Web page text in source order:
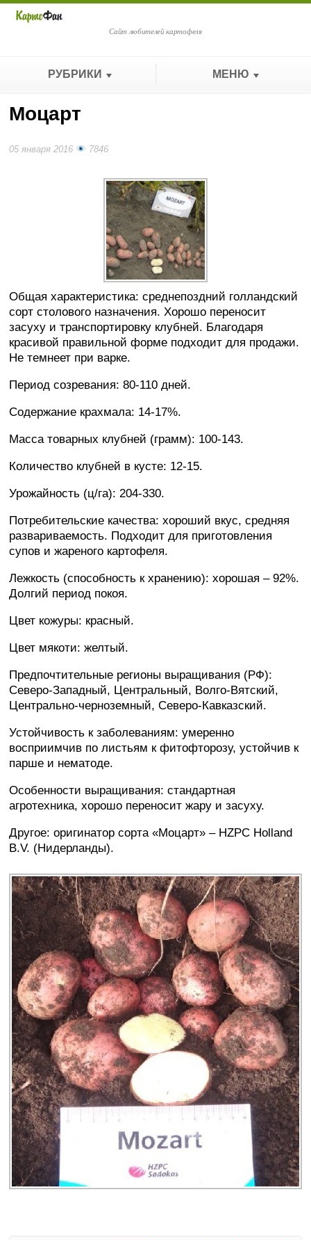
Сайт любителей картофеля
РУБРИКИ МЕНЮ
Моцарт
05 января 2016 7846
Общая характеристика: среднепоздний голландский
сорт столового назначения. Хорошо переносит
засуху и транспортировку клубней. Благодаря
красивой правильной форме подходит для продажи.
Не темнеет при варке.
Период созревания: 80-110 дней.
Содержание крахмала: 14-17%.
Масса товарных клубней (грамм): 100-143.
Количество клубней в кусте: 12-15.
Урожайность (ц/га): 204-330.
Потребительские качества: хороший вкус, средняя
развариваемость. Подходит для приготовления
супов и жареного картофеля.
Лежкость (способность к хранению): хорошая – 92%.
Долгий период покоя.
Цвет кожуры: красный.
Цвет мякоти: желтый.
Предпочтительные регионы выращивания (РФ):
Северо-Западный, Центральный, Волго-Вятский,
Центрально-черноземный, Северо-Кавказский.
Устойчивость к заболеваниям: умеренно
восприимчив по листьям к фитофторозу, устойчив к
парше и нематоде.
Особенности выращивания: стандартная
агротехника, хорошо переносит жару и засуху.
Другое: оригинатор сорта «Моцарт» – HZPC Holland
B.V. (Нидерланды).